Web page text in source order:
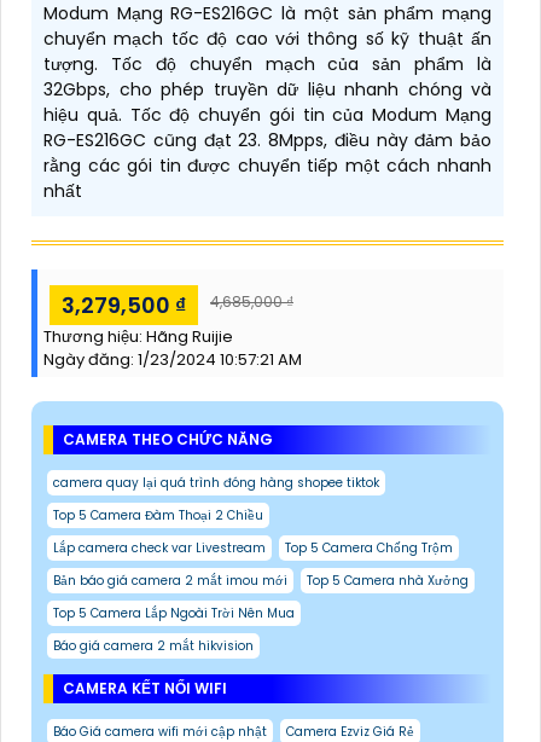
Modum Mạng RG-ES216GC là một sản phẩm mạng
chuyển mạch tốc độ cao với thông số kỹ thuật ấn
tượng. Tốc độ chuyển mạch của sản phẩm là
32Gbps, cho phép truyền dữ liệu nhanh chóng và
hiệu quả. Tốc độ chuyển gói tin của Modum Mạng
RG-ES216GC cũng đạt 23. 8Mpps, điều này đảm bảo
rằng các gói tin được chuyển tiếp một cách nhanh
nhất
3,279,500 ₫ 4,685,000 ₫
Thương hiệu: Hãng Ruijie
Ngày đăng: 1/23/2024 10:57:21 AM
CAMERA THEO CHỨC NĂNG
camera quay lại quá trình đóng hàng shopee tiktok
Top 5 Camera Đàm Thoại 2 Chiều
Lắp camera check var Livestream
Top 5 Camera Chống Trộm
Bản báo giá camera 2 mắt imou mới
Top 5 Camera nhà Xưởng
Top 5 Camera Lắp Ngoài Trời Nên Mua
Báo giá camera 2 mắt hikvision
CAMERA KẾT NỐI WIFI
Báo Giá camera wifi mới cập nhật
Camera Ezviz Giá Rẻ